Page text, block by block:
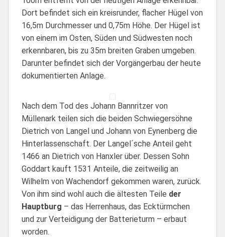
Dort befindet sich ein kreisrunder, flacher Hügel von
16,5m Durchmesser und 0,75m Höhe. Der Hügel ist
von einem im Osten, Süden und Südwesten noch
erkennbaren, bis zu 35m breiten Graben umgeben.
Darunter befindet sich der Vorgängerbau der heute
dokumentierten Anlage.
Nach dem Tod des Johann Bannritzer von
Müllenark teilen sich die beiden Schwiegersöhne
Dietrich von Langel und Johann von Eynenberg die
Hinterlassenschaft. Der Langel´sche Anteil geht
1466 an Dietrich von Hanxler über. Dessen Sohn
Goddart kauft 1531 Anteile, die zeitweilig an
Wilhelm von Wachendorf gekommen waren, zurück.
Von ihm sind wohl auch die ältesten Teile der
Hauptburg – das Herrenhaus, das Ecktürmchen
und zur Verteidigung der Batterieturm – erbaut
worden.